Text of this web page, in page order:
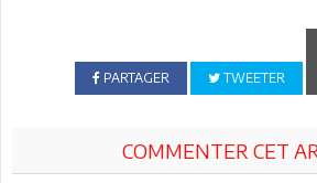
PARTAGER TWEETER
COMMENTER CET